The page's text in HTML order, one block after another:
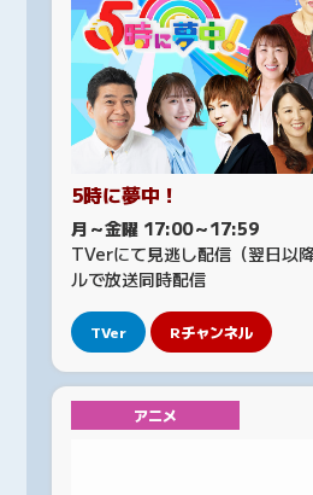
5時に夢中！
月～金曜 17:00～17:59
TVerにて見逃し配信（翌日以
ルで放送同時配信
TVer Rチャンネル
アニメ